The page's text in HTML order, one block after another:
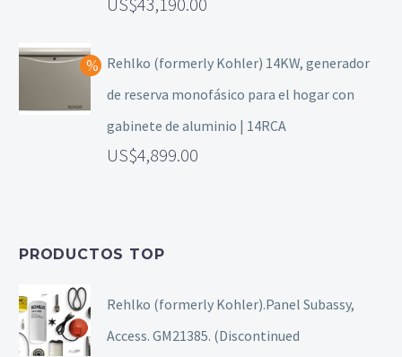
Rehlko (formerly Kohler) 14KW, generador
de reserva monofásico para el hogar con
gabinete de aluminio | 14RCA
4,899.00
PRODUCTOS TOP
Rehlko (formerly Kohler).Panel Subassy,
Access. GM21385. (Discontinued